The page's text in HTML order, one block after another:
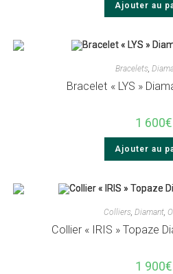
Ajouter au
Bracelets,
Bracelet « LYS »
1 600€
Ajouter au
Colliers, Diamant,
Collier « IRIS » Topaze
1 900€